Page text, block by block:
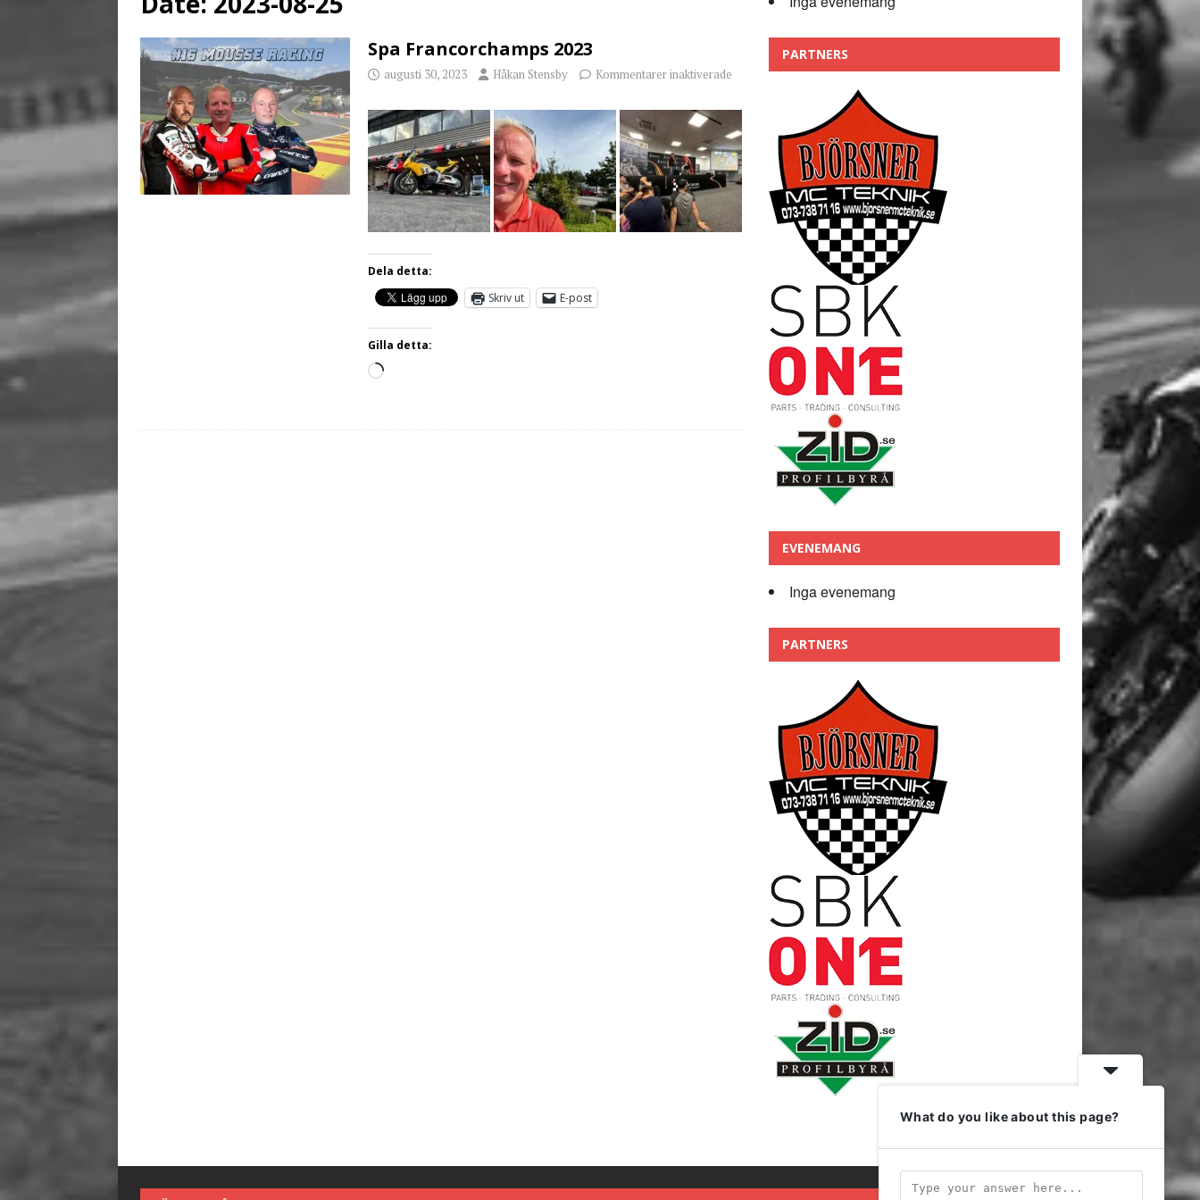
Spa Francorchamps 2023
augusti 30, 2023 Håkan Stensby Kommentarer inaktiverade
Dela detta:
Skriv ut
E-post
Gilla detta:
PARTNERS
EVENEMANG
Inga evenemang
PARTNERS
What do you like about this page?